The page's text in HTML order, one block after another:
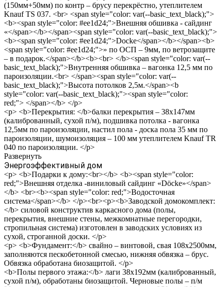
(150мм+50мм) по контр – брусу перекрёстно, утеплителем
Knauf TS 037. <br> <span style="color: var(--basic_text_black);">
<b><span style="color: #ee1d24;">Внешняя обшивка - сайдинг
«</span></b></span><span style="color: var(--basic_text_black);">
<b><span style="color: #ee1d24;">Docke</span></b></span><b>
<span style="color: #ee1d24;">» по ОСП – 9мм, по ветрозащите
– в подарок.</span></b><b><br> </b><span style="color: var(--
basic_text_black);">Внутренняя обшивка – вагонка 12,5 мм по
пароизоляции.<br> </span><span style="color: var(--
basic_text_black);">Высота потолков 2,5м.</span><b
style="color: var(--basic_text_black);"><span style="color:
red;"> </span></b> </p>
<p> <b>Перекрытия: </b>балки перекрытия – 38х147мм
(калиброванный, сухой п/м), подшивка потолка - вагонка
12,5мм по пароизоляции, настил пола - доска пола 35 мм по
пароизоляции, шумоизоляция – 100 мм утеплителем Knauf TR
040 по пароизоляции. </p>
Развернуть
Энергоэффективный дом
<p> <b>Подарки к дому:<br></b> <b><span style="color:
red;">Внешняя отделка -виниловый сайдинг «Döcke»</span>
</b> <br><b><span style="color: red;">Водосточная
система</span></b> </p><br><p><b>Заводской домокомплект:
</b> силовой конструктив каркасного дома (полы,
перекрытия, внешние стены, межкомнатные перегородки,
стропильная система) изготовлен в заводских условиях из
сухой, строганной доски. </p>
<p> <b>Фундамент:</b> свайно – винтовой, свая 108х2500мм,
заполняются пескобетонной смесью, нижняя обвязка – брус.
Обвязка обработана биозащитой. </p>
<b>Полы первого этажа:</b> лаги 38х192мм (калиброванный,
сухой п/м), обработаны биозащитой. Черновые полы – п/м